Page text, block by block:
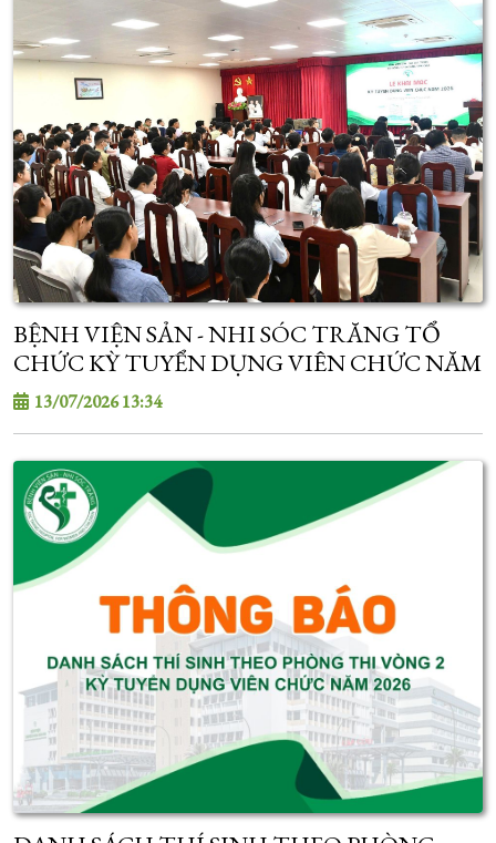
BỆNH VIỆN SẢN - NHI SÓC TRĂNG TỔ
CHỨC KỲ TUYỂN DỤNG VIÊN CHỨC NĂM
202613/07/2026 13:34